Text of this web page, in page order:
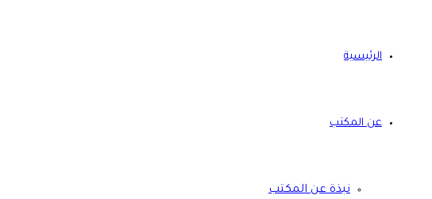
الرئيسية
عن المكتب
نبذة عن المكتب